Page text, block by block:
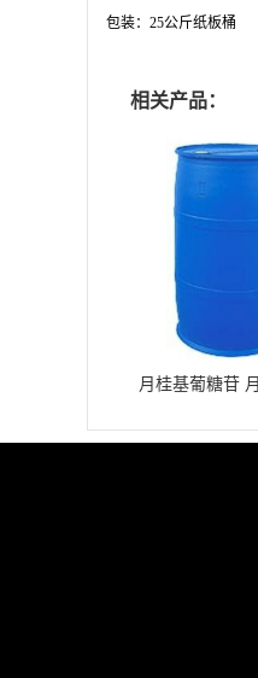
包装： 25公斤纸板桶
相关产品：
月桂基葡糖苷